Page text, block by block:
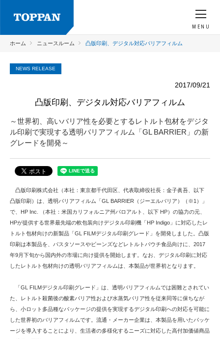
MENU
ホーム ニュースルーム 凸版印刷、デジタル対応バリアフィルム
NEWS RELEASE
2017/09/21
凸版印刷、デジタル対応バリアフィルム
～世界初、高いバリア性を必要とするレトルト包材をデジタ
ル印刷で実現する透明バリアフィルム「GL BARRIER」の新
グレードを開発～
凸版印刷株式会社（本社：東京都千代田区、代表取締役社長：金子眞吾、以下
凸版印刷）は、透明バリアフィルム「GL BARRIER（ジーエルバリア）（※1）」
で、HP Inc. （本社：米国カリフォルニア州パロアルト、以下 HP）の協力の元、
HPが提供する世界最先端の軟包装向けデジタル印刷機「HP Indigo」に対応したレ
トルト包材向けの新製品「GL FILMデジタル印刷グレード」を開発しました。凸版
印刷は本製品を、パスタソースやビーンズなどレトルトパウチ食品向けに、2017
年9月下旬から国内外の市場に向け提供を開始します。なお、デジタル印刷に対応
したレトルト包材向けの透明バリアフィルムは、本製品が世界初となります。
「GL FILMデジタル印刷グレード」は、透明バリアフィルムでは困難とされてい
た、レトルト殺菌後の酸素バリア性および水蒸気バリア性を従来同等に保ちなが
ら、小ロット多品種なパッケージの提供を実現するデジタル印刷への対応を可能に
した世界初のバリアフィルムです。流通・メーカー企業は、本製品を用いたパッケ
ージを導入することにより、生活者の多様化するニーズに対応した高付加価値商品